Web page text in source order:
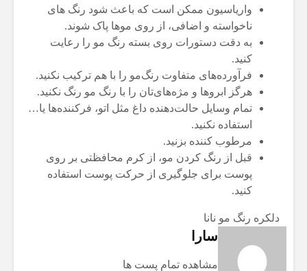
واریاسیون ممکن است که باعث شود رنگ های
ناخواسته و اضافی، از روی موها پاک شوند.
به دقت دستورات روی بسته رنگ مو را رعایت
کنید.
فرآورده‌های متفاوت رنگ‌مو را با هم ترکیب نکنید.
هرگز ابروها و مژه‌های‌‌تان را با رنگ مو رنگ نکنید.
تمام وسایل حالت‌دهنده داغ مثل اتو، فرکننده‌ها یا…
استفاده نکنید.
مرطوب کننده بزنید.
قبل از رنگ کردن مو، از کرم محافظتی بر روی
پوست برای جلوگیری از حرکت پوست استفاده
کنید.
دلکره رنگ مو نانا
سارا
مشاهده تمام پست ها